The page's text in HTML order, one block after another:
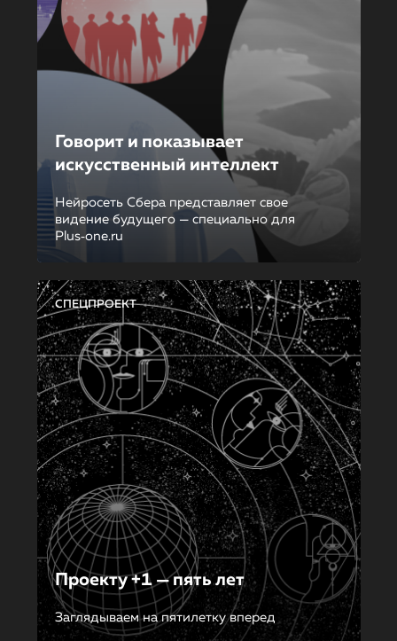
Говорит и показывает
искусственный интеллект
Нейросеть Сбера представляет свое
видение будущего — специально для
Plus‑one.ru
СПЕЦПРОЕКТ
Проекту +1 — пять лет
Заглядываем на пятилетку вперед